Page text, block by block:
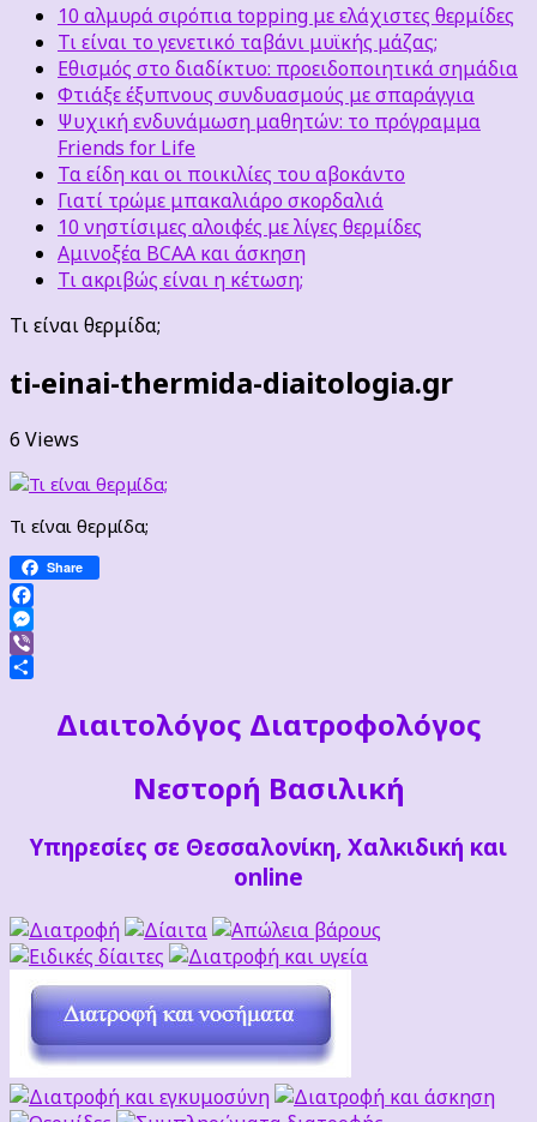
10 αλμυρά σιρόπια topping με ελάχιστες θερμίδες
Τι είναι το γενετικό ταβάνι μυϊκής μάζας;
Εθισμός στο διαδίκτυο: προειδοποιητικά σημάδια
Φτιάξε έξυπνους συνδυασμούς με σπαράγγια
Ψυχική ενδυνάμωση μαθητών: το πρόγραμμα
Friends for Life
Τα είδη και οι ποικιλίες του αβοκάντο
Γιατί τρώμε μπακαλιάρο σκορδαλιά
10 νηστίσιμες αλοιφές με λίγες θερμίδες
Αμινοξέα BCAA και άσκηση
Τι ακριβώς είναι η κέτωση;
Τι είναι θερμίδα;
ti-einai-thermida-diaitologia.gr
6 Views
Τι είναι θερμίδα;
Share
Facebook
Messenger
Viber
Διαιτoλόγος Διατροφολόγος
Νεστορή Βασιλική
Υπηρεσίες σε Θεσσαλονίκη, Χαλκιδική και
online